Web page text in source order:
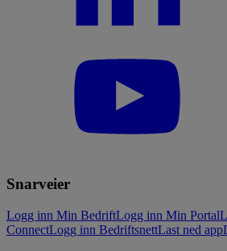
Snarveier
Logg inn Min BedriftLogg inn Min Portal
ConnectLogg inn BedriftsnettLast ned app